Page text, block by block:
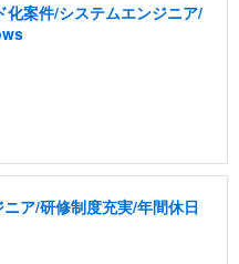
化案件/システムエンジニア/
ア/研修制度充実/年間休日